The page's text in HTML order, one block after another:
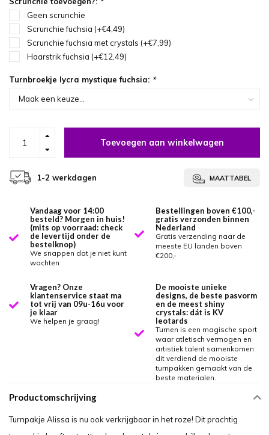
Geen scrunchie
Scrunchie fuchsia (+€4,49)
Scrunchie fuchsia met crystals (+€7,99)
Haarstrik fuchsia (+€12,49)
Turnbroekje lycra mystique fuchsia: *
Toevoegen aan winkelwagen
1-2 werkdagen MAATTABEL
Vandaag voor 14:00
besteld? Morgen in huis!
(mits op voorraad: check
de levertijd onder de
bestelknop)
We snappen dat je niet kunt
wachten
Bestellingen boven €100,-
gratis verzonden binnen
Nederland
Gratis verzending naar de
meeste EU landen boven
€200,-
Vragen? Onze
klantenservice staat ma
tot vrij van 09u-16u voor
je klaar
We helpen je graag!
De mooiste unieke
designs, de beste pasvorm
en de meest shiny
crystals: dát is KV
leotards
Turnen is een magische sport
waar atletisch vermogen en
artistiek talent samenkomen:
dit verdiend de mooiste
turnpakken gemaakt van de
beste materialen.
Productomschrijving
Turnpakje Alissa is nu ook verkrijgbaar in het roze! Dit prachtig